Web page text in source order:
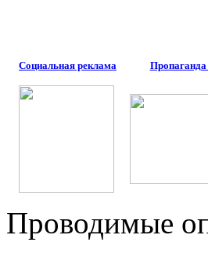
Социальная реклама
Проводимые